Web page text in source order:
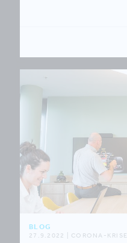
BLOG
27.9.2022 | CORONA-KRISE